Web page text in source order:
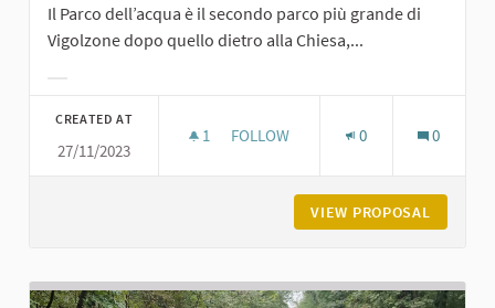
Il Parco dell’acqua è il secondo parco più grande di
Vigolzone dopo quello dietro alla Chiesa,...
CREATED AT
27/11/2023
1 1 FOLLOWER
FOLLOW 0 0
VIEW PROPOSAL